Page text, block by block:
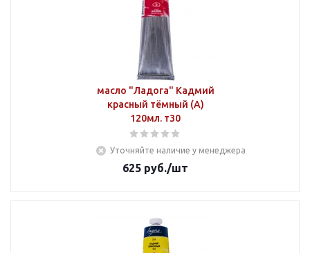
масло "Ладога" Кадмий
красный тёмный (А)
120мл. т30
Уточняйте наличие у менеджера
625 руб./шт